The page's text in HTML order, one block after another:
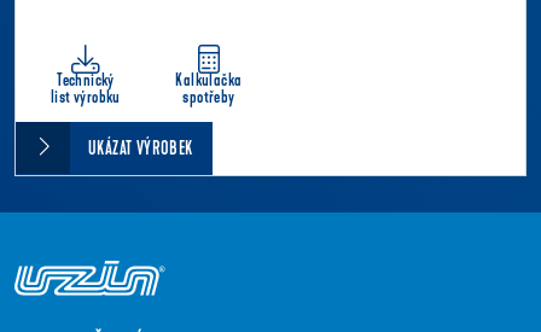
Technický
list výrobku
Kalkulačka
spotřeby
UKÁZAT VÝROBEK